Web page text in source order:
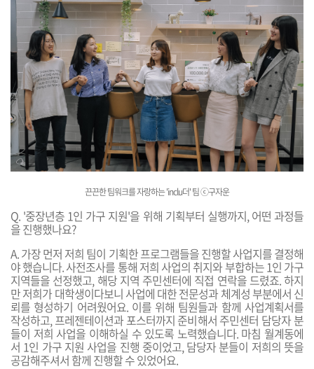
끈끈한 팀워크를 자랑하는 'inclu더' 팀 ⓒ구자운
Q. '중장년층 1인 가구 지원'을 위해 기획부터 실행까지, 어떤 과정들
을 진행했나요?
A.가장 먼저 저희 팀이 기획한 프로그램들을 진행할 사업지를 결정해
야 했습니다. 사전조사를 통해 저희 사업의 취지와 부합하는 1인 가구
지역들을 선정했고, 해당 지역 주민센터에 직접 연락을 드렸죠. 하지
만 저희가 대학생이다보니 사업에 대한 전문성과 체계성 부분에서 신
뢰를 형성하기 어려웠어요. 이를 위해 팀원들과 함께 사업계획서를
작성하고, 프레젠테이션과 포스터까지 준비해서 주민센터 담당자 분
들이 저희 사업을 이해하실 수 있도록 노력했습니다. 마침 월계동에
서 1인 가구 지원 사업을 진행 중이었고, 담당자 분들이 저희의 뜻을
공감해주셔서 함께 진행할 수 있었어요.